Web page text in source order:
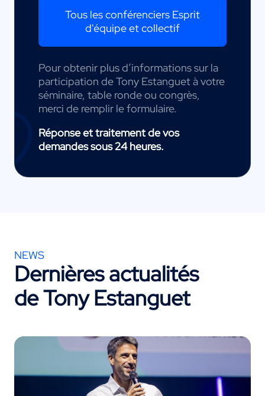
Tous les conférenciers Esprit
d'équipe et collectif
Pour obtenir plus d’informations sur la
participation de Tony Estanguet à votre
séminaire, table ronde ou congrès,
merci de remplir le formulaire.
Réponse et traitement de vos
demandes sous 24 heures.
NEWS
Dernières actualités
de Tony Estanguet